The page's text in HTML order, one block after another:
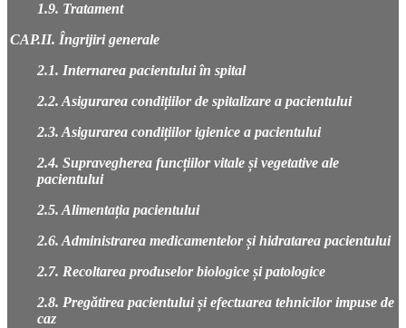
1.9. Tratament
CAP.II. Îngrijiri generale
2.1. Internarea pacientului în spital
2.2. Asigurarea condițiilor de spitalizare a pacientului
2.3. Asigurarea condițiilor igienice a pacientului
2.4. Supravegherea funcțiilor vitale și vegetative ale
pacientului
2.5. Alimentația pacientului
2.6. Administrarea medicamentelor și hidratarea pacientului
2.7. Recoltarea produselor biologice și patologice
2.8. Pregătirea pacientului și efectuarea tehnicilor impuse de
caz